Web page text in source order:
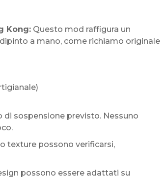
Kong:Questo mod raffigura un
a mano, come richiamo originale
sospensione previsto. Nessuno
texture possono verificarsi,
possono essere adattati su